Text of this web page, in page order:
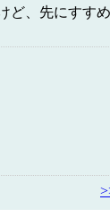
ど、先にすす